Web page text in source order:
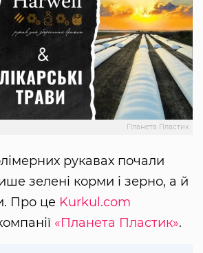
Планета Пластик
рукавах почали
зелені корми і зерно, а й
Про це Kurkul.com
«Планета Пластик».